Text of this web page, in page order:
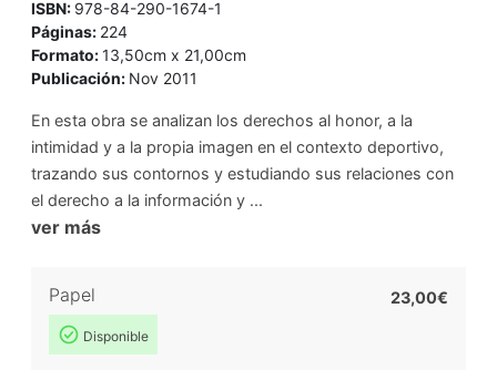
ISBN: 978-84-290-1674-1
Páginas: 224
Formato:13,50cm x 21,00cm
Publicación: Nov 2011
En esta obra se analizan los derechos al honor, a la
intimidad y a la propia imagen en el contexto deportivo,
trazando sus contornos y estudiando sus relaciones con
el derecho a la información y ...
ver más
Papel
Disponible
23,00€